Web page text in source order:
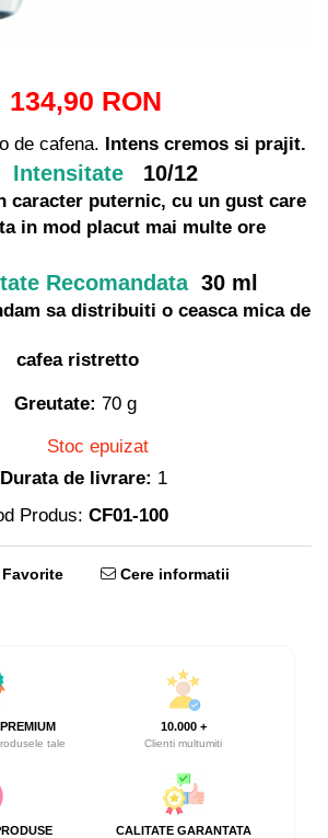
134,90 RON
de cafena. Intens cremos si prajit.
Intensitate10/12
caracter puternic, cu un gust care
in mod placut mai multe ore
Recomandata 30 ml
sa distribuiti o ceasca mica de
cafea ristretto
Greutate: 70 g
Stoc epuizat
Durata de livrare: 1
Produs: CF01-100
Cere informatii
tale
10.000 +
Clienti multumiti
CALITATE GARANTATA